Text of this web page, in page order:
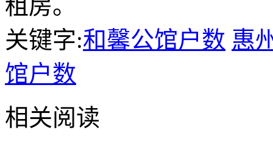
租房。
关键字:和馨公馆户数 惠
馆户数
相关阅读